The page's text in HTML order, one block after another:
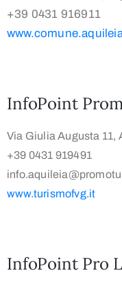
+39 0431 916911
InfoPoint
Via Giulia Augusta 11,
+39 0431 919491
www.turismofvg.it
InfoPoint Pro